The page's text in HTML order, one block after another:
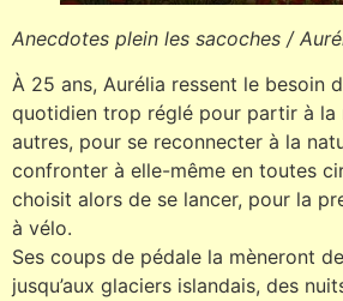
Anecdotes plein les sacoches /
À 25 ans, Aurélia ressent le besoin
quotidien trop réglé pour partir à la
autres, pour se reconnecter à la
confronter à elle-même en toutes
choisit alors de se lancer, pour la
à vélo.
Ses coups de pédale la mèneront
jusqu’aux glaciers islandais, des